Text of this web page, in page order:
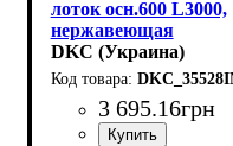
лоток осн.600 L3000,
нержавеющая
DKC (Украина)
3 695.16грн